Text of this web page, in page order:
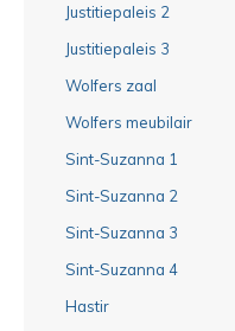
Justitiepaleis 2
Justitiepaleis 3
Wolfers zaal
Wolfers meubilair
Sint-Suzanna 1
Sint-Suzanna 2
Sint-Suzanna 3
Sint-Suzanna 4
Hastir